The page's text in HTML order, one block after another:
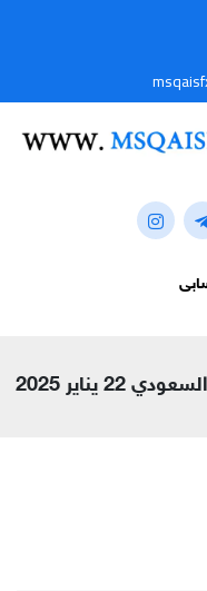
يناير 2025